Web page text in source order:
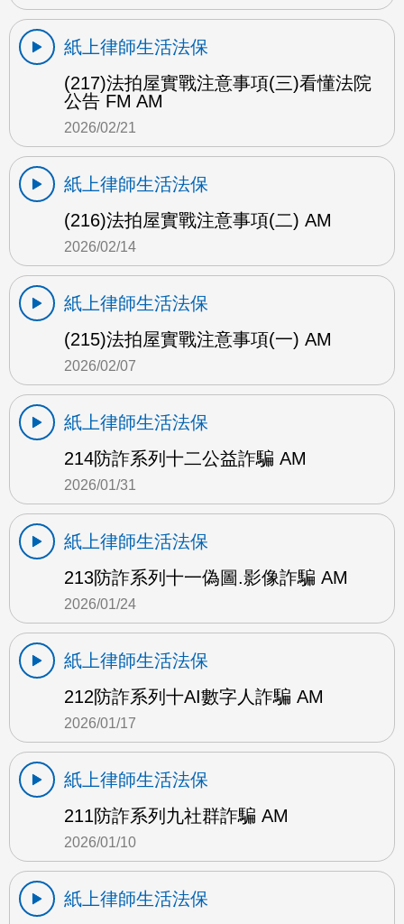
紙上律師生活法保
(217)法拍屋實戰注意事項(三)看懂法院
公告 FM AM
2026/02/21
紙上律師生活法保
(216)法拍屋實戰注意事項(二) AM
2026/02/14
紙上律師生活法保
(215)法拍屋實戰注意事項(一) AM
2026/02/07
紙上律師生活法保
214防詐系列十二公益詐騙 AM
2026/01/31
紙上律師生活法保
213防詐系列十一偽圖.影像詐騙 AM
2026/01/24
紙上律師生活法保
212防詐系列十AI數字人詐騙 AM
2026/01/17
紙上律師生活法保
211防詐系列九社群詐騙 AM
2026/01/10
紙上律師生活法保